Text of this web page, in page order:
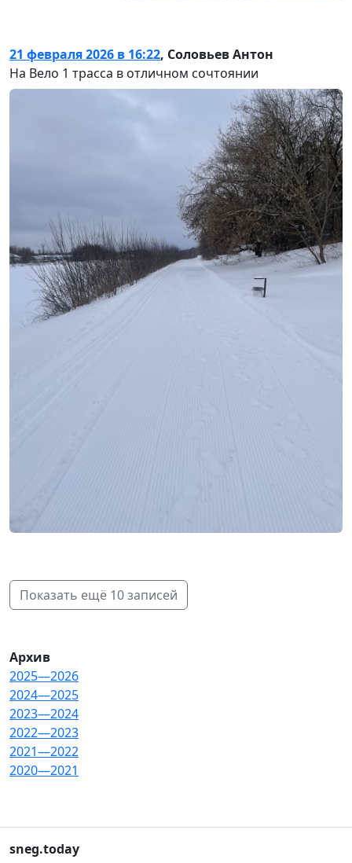
21 февраля 2026 в 16:22, Соловьев Антон
На Вело 1 трасса в отличном сочтоянии
Показать ещё 10 записей
Архив
2025—2026
2024—2025
2023—2024
2022—2023
2021—2022
2020—2021
sneg.today